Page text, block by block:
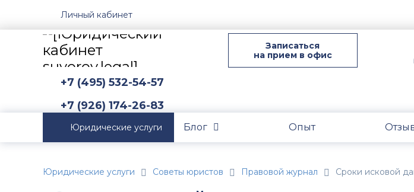
Личный кабинет
Записаться
на прием в офис
+7 (495) 532-54-57
+7 (926) 174-26-83
Юридические услуги Блог Опыт
Юридические услуги Советы юристов Правовой журнал Сроки исковой